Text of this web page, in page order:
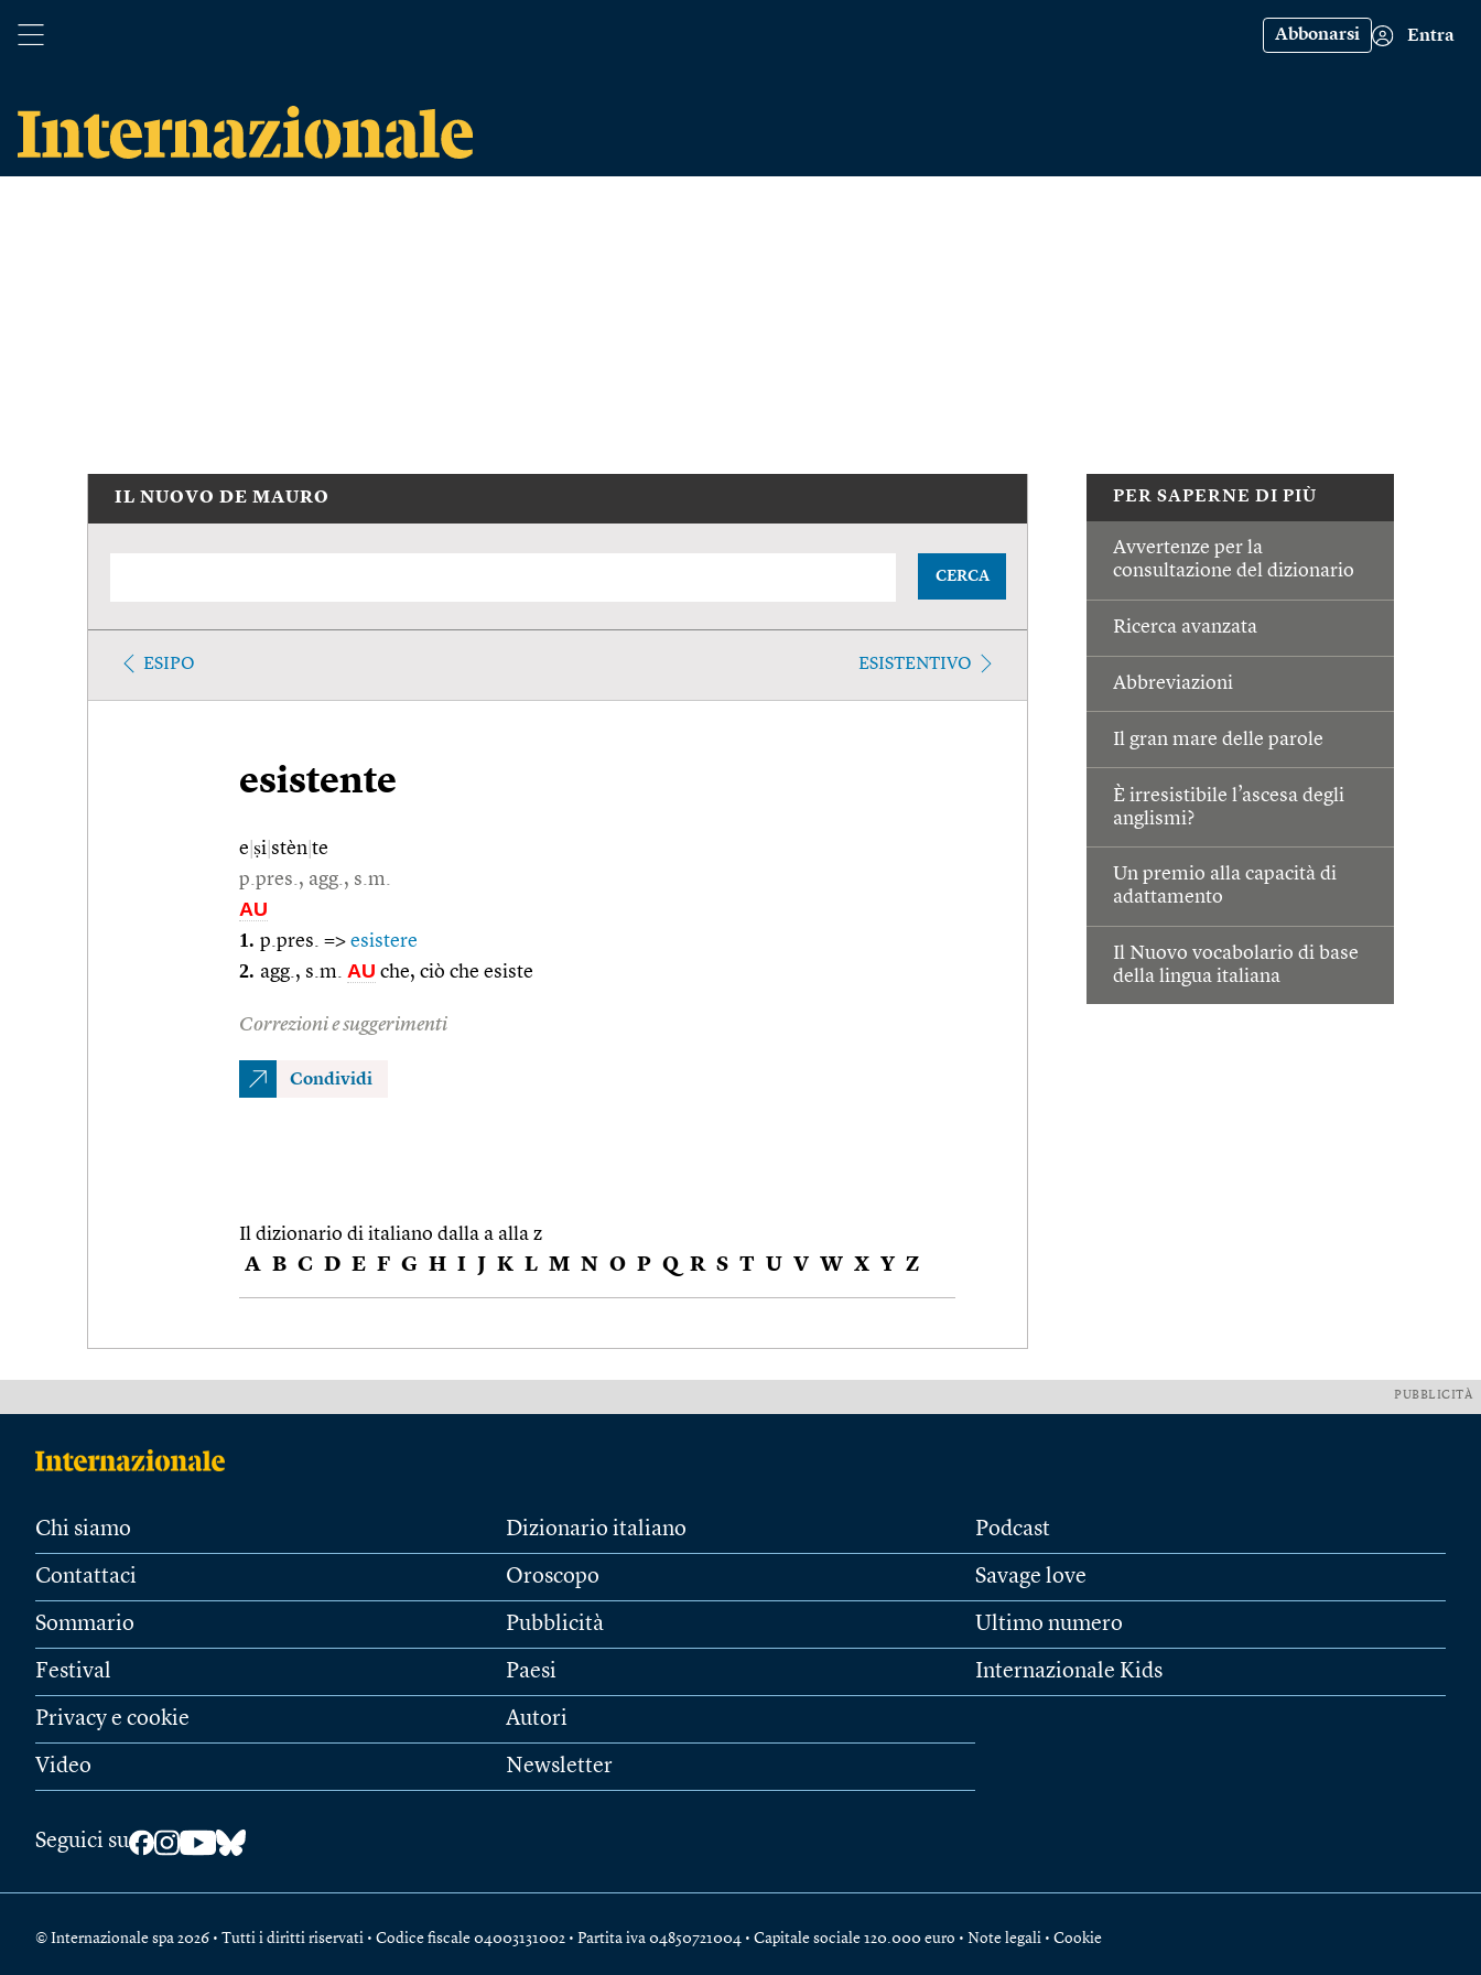
Abbonarsi Entra
PER SAPERNE DI PIÙ
Avvertenze per la
consultazione del dizionario
Ricerca avanzata
Abbreviazioni
Il gran mare delle parole
È irresistibile l’ascesa degli
anglismi?
Un premio alla capacità di
adattamento
Il Nuovo vocabolario di base
della lingua italiana
IL NUOVO DE MAURO
CERCA
ESIPO ESISTENTIVO
esistente
e ṣi stèn te
p.pres., agg., s.m.
AU
1. p.pres. => esistere
2. agg., s.m. AU che, ciò che esiste
Correzioni e suggerimenti
Condividi
Il dizionario di italiano dalla a alla z
A B C D E F G H I J K L M N O P Q R S T U V W X Y Z
PUBBLICITÀ
Chi siamo
Contattaci
Sommario
Festival
Privacy e cookie
Video
Dizionario italiano
Oroscopo
Pubblicità
Paesi
Autori
Newsletter
Podcast
Savage love
Ultimo numero
Internazionale Kids
Seguici su
© Internazionale spa 2026 • Tutti i diritti riservati • Codice fiscale 04003131002 • Partita iva 04850721004 • Capitale sociale 120.000 euro • Note legali • Cookie